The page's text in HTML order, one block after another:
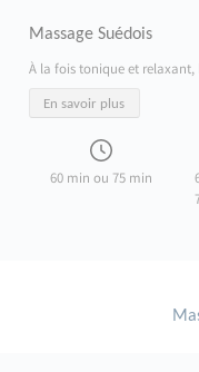
Massage Suédois
À la fois tonique et
En savoir plus
60 min ou 75 min